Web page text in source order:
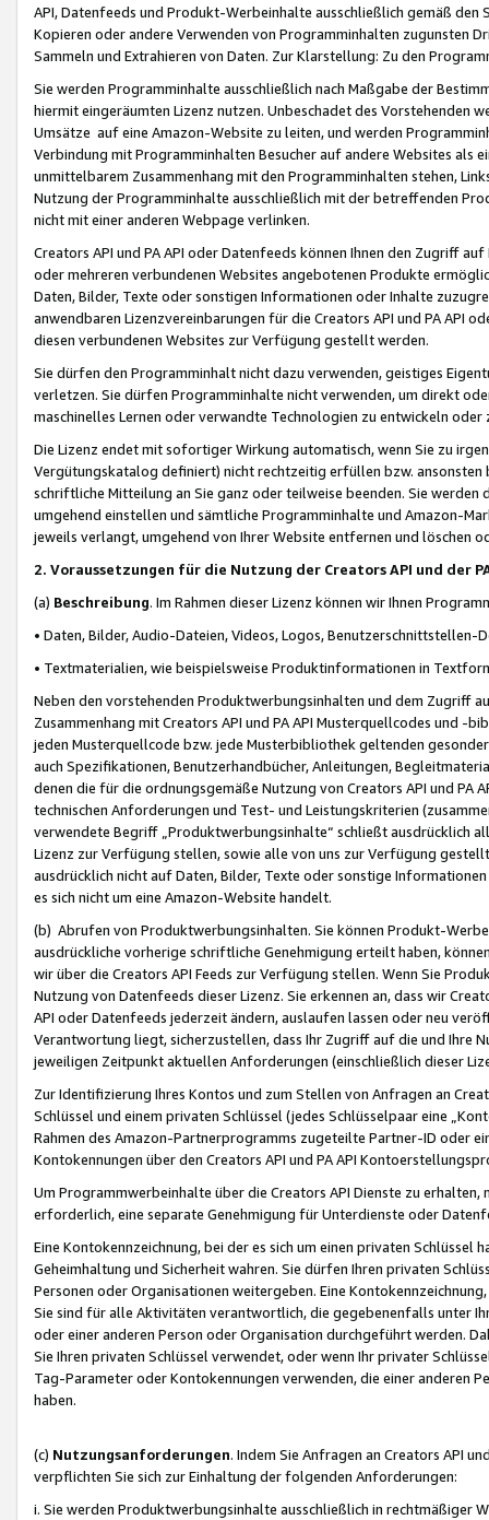
API, Datenfeeds und Produkt-Werbeinhalte ausschließlich gemäß
Kopieren oder andere Verwenden von Programminhalten zugunsten
Sammeln und Extrahieren von Daten. Zur Klarstellung: Zu den
Sie werden Programminhalte ausschließlich nach Maßgabe der
hiermit eingeräumten Lizenz nutzen. Unbeschadet des Vorstehenden
Umsätze auf eine Amazon-Website zu leiten, und werden
Verbindung mit Programminhalten Besucher auf andere Websites als
unmittelbarem Zusammenhang mit den Programminhalten stehen,
Nutzung der Programminhalte ausschließlich mit der betreffenden
nicht mit einer anderen Webpage verlinken.
Creators API und PA API oder Datenfeeds können Ihnen den Zugriff
oder mehreren verbundenen Websites angebotenen Produkte
Daten, Bilder, Texte oder sonstigen Informationen oder Inhalte
anwendbaren Lizenzvereinbarungen für die Creators API und PA API
diesen verbundenen Websites zur Verfügung gestellt werden.
Sie dürfen den Programminhalt nicht dazu verwenden, geistiges
verletzen. Sie dürfen Programminhalte nicht verwenden, um direkt
maschinelles Lernen oder verwandte Technologien zu entwickeln
Die Lizenz endet mit sofortiger Wirkung automatisch, wenn Sie zu
Vergütungskatalog definiert) nicht rechtzeitig erfüllen bzw. ansonsten
schriftliche Mitteilung an Sie ganz oder teilweise beenden. Sie werden
umgehend einstellen und sämtliche Programminhalte und Amazon-
jeweils verlangt, umgehend von Ihrer Website entfernen und löschen
2. Voraussetzungen für die Nutzung der Creators API und der
(a) Beschreibung. Im Rahmen dieser Lizenz können wir Ihnen
• Daten, Bilder, Audio-Dateien, Videos, Logos, Benutzerschnittstellen-
• Textmaterialien, wie beispielsweise Produktinformationen in
Neben den vorstehenden Produktwerbungsinhalten und dem Zugriff
Zusammenhang mit Creators API und PA API Musterquellcodes und
jeden Musterquellcode bzw. jede Musterbibliothek geltenden
auch Spezifikationen, Benutzerhandbücher, Anleitungen,
denen die für die ordnungsgemäße Nutzung von Creators API und PA
technischen Anforderungen und Test- und Leistungskriterien
verwendete Begriff „Produktwerbungsinhalte“ schließt ausdrücklich
Lizenz zur Verfügung stellen, sowie alle von uns zur Verfügung
ausdrücklich nicht auf Daten, Bilder, Texte oder sonstige
es sich nicht um eine Amazon-Website handelt.
(b) Abrufen von Produktwerbungsinhalten. Sie können Produkt-
ausdrückliche vorherige schriftliche Genehmigung erteilt haben,
wir über die Creators API Feeds zur Verfügung stellen. Wenn Sie
Nutzung von Datenfeeds dieser Lizenz. Sie erkennen an, dass wir
API oder Datenfeeds jederzeit ändern, auslaufen lassen oder neu
Verantwortung liegt, sicherzustellen, dass Ihr Zugriff auf die und Ihre
jeweiligen Zeitpunkt aktuellen Anforderungen (einschließlich dieser
Zur Identifizierung Ihres Kontos und zum Stellen von Anfragen an
Schlüssel und einem privaten Schlüssel (jedes Schlüsselpaar eine
Rahmen des Amazon-Partnerprogramms zugeteilte Partner-ID oder
Kontokennungen über den Creators API und PA API
Um Programmwerbeinhalte über die Creators API Dienste zu
erforderlich, eine separate Genehmigung für Unterdienste oder
Eine Kontokennzeichnung, bei der es sich um einen privaten
Geheimhaltung und Sicherheit wahren. Sie dürfen Ihren privaten
Personen oder Organisationen weitergeben. Eine
Sie sind für alle Aktivitäten verantwortlich, die gegebenenfalls unter
oder einer anderen Person oder Organisation durchgeführt werden.
Sie Ihren privaten Schlüssel verwendet, oder wenn Ihr privater
Tag-Parameter oder Kontokennungen verwenden, die einer anderen
haben.
(c) Nutzungsanforderungen. Indem Sie Anfragen an Creators API
verpflichten Sie sich zur Einhaltung der folgenden Anforderungen:
i. Sie werden Produktwerbungsinhalte ausschließlich in rechtmäßiger